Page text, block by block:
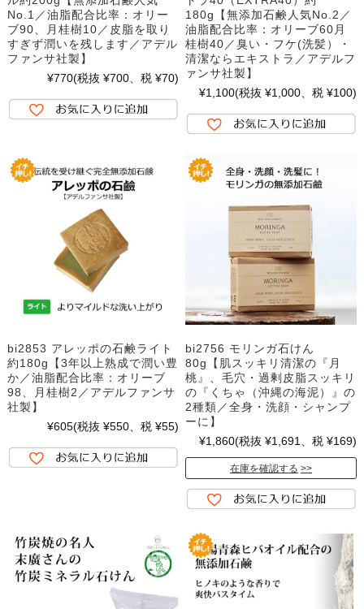
No.1／油脂配合比率：オリー
ブ90、月桂樹10／皮脂を取り
すぎず潤いを残します／アデル
ファンサ社製】
¥770(税抜 ¥700、税 ¥70)
180g【無添加石鹸人気No.2／
油脂配合比率：オリーブ60月
桂樹40／臭い・フケ(洗髪）・
清潔ならエキストラ／アデルフ
ァンサ社製】
¥1,100(税抜 ¥1,000、税 ¥100)
bi2853 アレッポの石鹸ライト
約180g【3年以上熟成で潤い豊
か／油脂配合比率：オリーブ
98、月桂樹2／アデルファンサ
社製】
¥605(税抜 ¥550、税 ¥55)
bi2756 モリンガ石けん
80g【肌スッキリ清潔の『月
桃』、毛穴・過剰皮脂スッキリ
の『くちゃ（沖縄の海泥）』の
2種類／全身・洗顔・シャンプ
ーに】
¥1,860(税抜 ¥1,691、税 ¥169)
在庫を確認する